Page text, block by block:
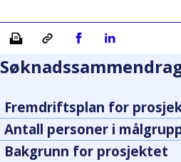
Skriv ut Kopiera länkDel på Facebook
Del på Linkedin
Fremdriftsplan for
Antall personer i
Bakgrunn for prosjektet